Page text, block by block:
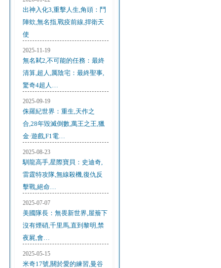
出神入化3,重擊人生,角頭：鬥
陣欸,無名指,戰疫前線,捍衛天
使
2025-11-19
無名弒2,不可能的任務：最終
清算,超人,厲陰宅：最終聖事,
驚奇4超人…
2025-09-19
侏羅紀世界：重生,天作之
合,28年毀滅倒數,萬王之王,獵
金·遊戲,F1電…
2025-08-23
馴龍高手,星際寶貝：史迪奇,
雷霆特攻隊,無線殺機,復仇反
擊戰,絕命…
2025-07-07
美國隊長：無畏新世界,屋簷下
沒有煙硝,千里馬,直到黎明,禁
夜屍,會…
2025-05-15
米奇17號,關於愛的練習,曼谷